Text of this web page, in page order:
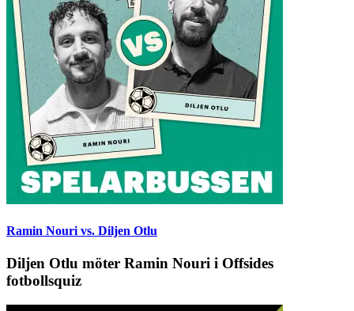
Ramin Nouri vs. Diljen Otlu
Diljen Otlu möter Ramin Nouri i Offsides
fotbollsquiz